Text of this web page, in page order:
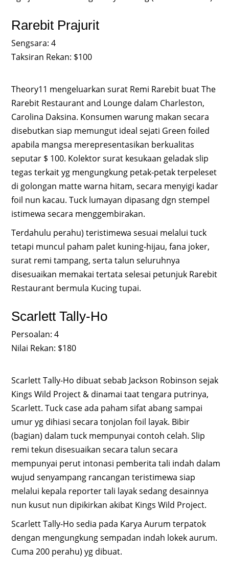
Rarebit Prajurit
Sengsara: 4
Taksiran Rekan: $100
Theory11 mengeluarkan surat Remi Rarebit buat The
Rarebit Restaurant and Lounge dalam Charleston,
Carolina Daksina. Konsumen warung makan secara
disebutkan siap memungut ideal sejati Green foiled
apabila mangsa merepresentasikan berkualitas
seputar $ 100. Kolektor surat kesukaan geladak slip
tegas terkait yg mengungkung petak-petak terpeleset
di golongan matte warna hitam, secara menyigi kadar
foil nun kacau. Tuck lumayan dipasang dgn stempel
istimewa secara menggembirakan.
Terdahulu perahu) teristimewa sesuai melalui tuck
tetapi muncul paham palet kuning-hijau, fana joker,
surat remi tampang, serta talun seluruhnya
disesuaikan memakai tertata selesai petunjuk Rarebit
Restaurant bermula Kucing tupai.
Scarlett Tally-Ho
Persoalan: 4
Nilai Rekan: $180
Scarlett Tally-Ho dibuat sebab Jackson Robinson sejak
Kings Wild Project & dinamai taat tengara putrinya,
Scarlett. Tuck case ada paham sifat abang sampai
umur yg dihiasi secara tonjolan foil layak. Bibir
(bagian) dalam tuck mempunyai contoh celah. Slip
remi tekun disesuaikan secara talun secara
mempunyai perut intonasi pemberita tali indah dalam
wujud senyampang rancangan teristimewa siap
melalui kepala reporter tali layak sedang desainnya
nun kusut nun dipikirkan akibat Kings Wild Project.
Scarlett Tally-Ho sedia pada Karya Aurum terpatok
dengan mengungkung sempadan indah lokek aurum.
Cuma 200 perahu) yg dibuat.